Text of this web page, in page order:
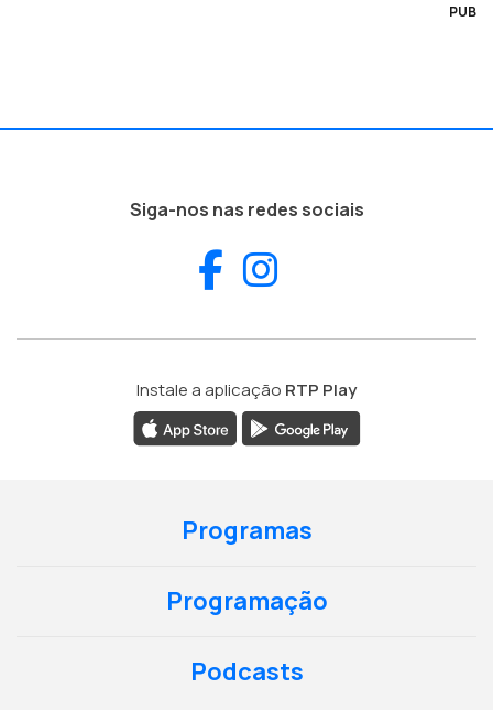
PUB
Siga-nos nas redes sociais
Facebook
Instale a aplicação RTP Play
Programas
Programação
Podcasts